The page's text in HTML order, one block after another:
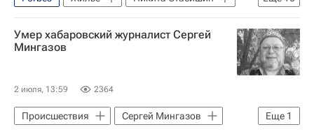
Министерство строительства и жилищно-коммунального хозяйства РФ (Минстрой России)
Россия
Москва
Оман
Риелторы
Сделки
Интервью – РИА Недвижимость
Умер хабаровский журналист Сергей
Мингазов
2 июля, 13:59 2364
Еще 1
Происшествия
Сергей Мингазов